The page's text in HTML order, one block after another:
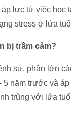
lực từ việc
stress ở lứa
bị trầm cảm?
sử, phần lớn
năm trước và
trùng với lứa